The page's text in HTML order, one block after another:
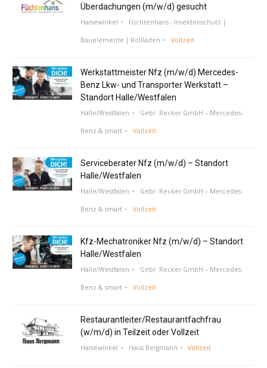
Überdachungen (m/w/d) gesucht
Harsewinkel Füchtenhans - Insektenschutz |
Bauelemente | Rollladen Vollzeit
Werkstattmeister Nfz (m/w/d) Mercedes-
Benz Lkw- und Transporter Werkstatt –
Standort Halle/Westfalen
Halle/Westfalen Gebr. Recker GmbH – Mercedes-
Benz & smart Vollzeit
Serviceberater Nfz (m/w/d) – Standort
Halle/Westfalen
Halle/Westfalen Gebr. Recker GmbH – Mercedes-
Benz & smart Vollzeit
Kfz-Mechatroniker Nfz (m/w/d) – Standort
Halle/Westfalen
Halle/Westfalen Gebr. Recker GmbH – Mercedes-
Benz & smart Vollzeit
Restaurantleiter/Restaurantfachfrau
(w/m/d) in Teilzeit oder Vollzeit
Harsewinkel Haus Bergmann Vollzeit